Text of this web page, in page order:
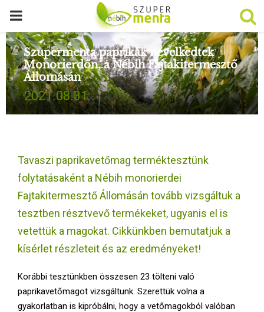
P
R
I
M
R
Y
M
E
N
Szupermenta paprikák nevelkedtek
Monorierdőn, a Nébih Fajtakitermesztő
Állomásán
2021.08.31.
Tavaszi paprikavetőmag terméktesztünk
folytatásaként a Nébih monorierdei
Fajtakitermesztő Állomásán tovább vizsgáltuk a
tesztben résztvevő termékeket, ugyanis el is
vetettük a magokat. Cikkünkben bemutatjuk a
kísérlet részleteit és az eredményeket!
Korábbi tesztünkben összesen 23 tölteni való
paprikavetőmagot vizsgáltunk. Szerettük volna a
gyakorlatban is kipróbálni, hogy a vetőmagokból valóban